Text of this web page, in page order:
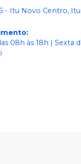
- Itu Novo Centro, Itu
:
08h às 18h | Sexta